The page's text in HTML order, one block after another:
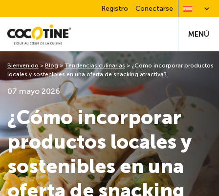
Registro Conectarse
MENÚ
07 mayo 2026
¿Cómo incorporar
productos locales y
sostenibles en una
oferta de snacking
Bienvenido > Blog>Tendencias culinarias > ¿Cómo incorporar productos
locales y sostenibles en una oferta de snacking atractiva?